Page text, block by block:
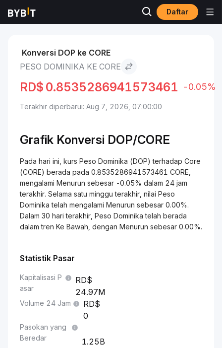
Daftar
Pasar Peso Dominika to Core
Konversi DOP ke CORE
PESO DOMINIKA KE CORE
RD$ 0.8535286941573461 -0.05%
Terakhir diperbarui: Aug 7, 2026, 07:00:00
Grafik Konversi DOP/CORE
Pada hari ini, kurs Peso Dominika (DOP) terhadap Core
(CORE) berada pada 0.8535286941573461 CORE,
mengalami Menurun sebesar -0.05% dalam 24 jam
terakhir. Selama satu minggu terakhir, nilai Peso
Dominika telah mengalami Menurun sebesar 0.00%.
Dalam 30 hari terakhir, Peso Dominika telah berada
dalam tren Ke Bawah, dengan Menurun sebesar 0.00%.
Statistik Pasar
Kapitalisasi P
asar
24.97M
Volume 24 Jam
0
Pasokan yang
Beredar
1.25B